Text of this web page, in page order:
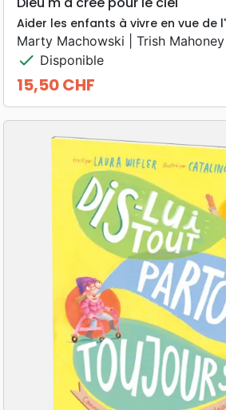
Aider les enfants à vivre en vue de
Marty Machowski | Trish Mahoney
check Disponible
Prix
15,50 CHF